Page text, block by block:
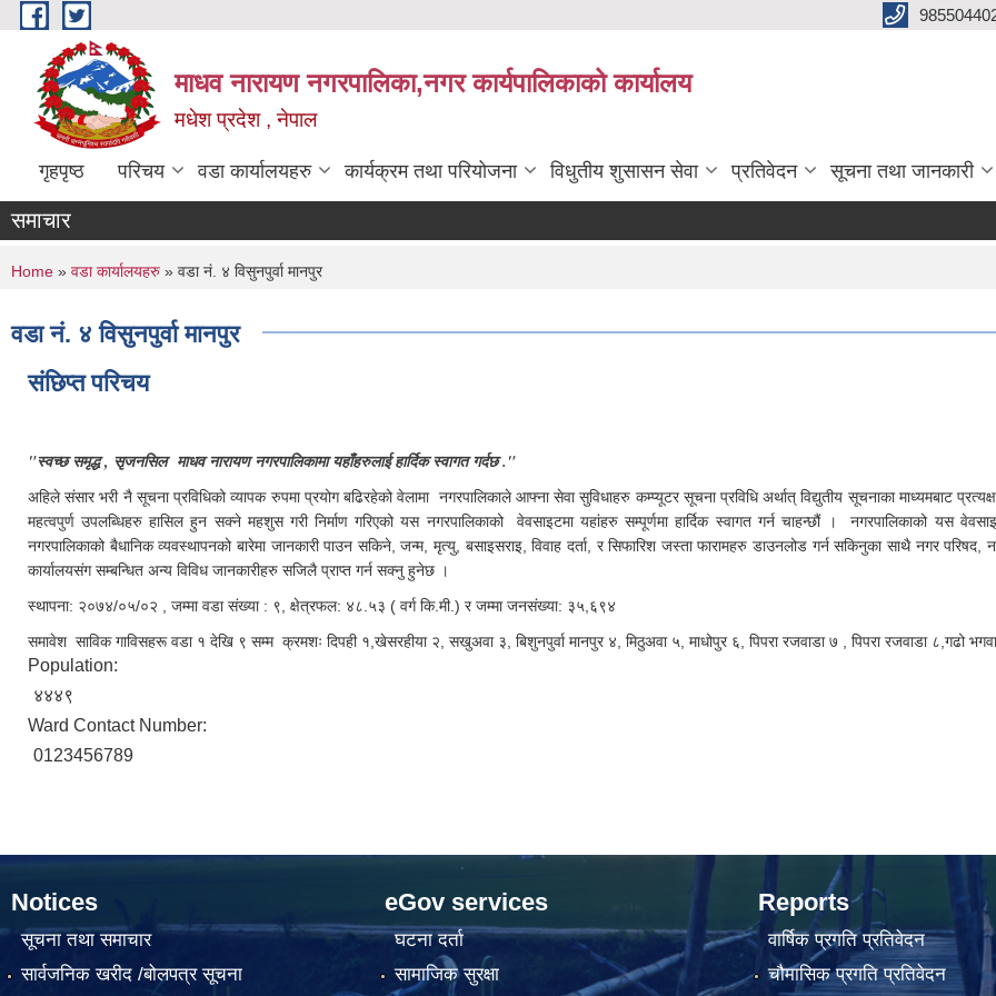
Skip to main content
माधव नारायण नगरपालिका,नगर कार्यपालिकाको कार्यालय
मधेश प्रदेश , नेपाल
गृहपृष्ठ परिचय वडा कार्यालयहरु कार्यक्रम तथा परियोजना विधुतीय शुसासन सेवा प्रतिवेदन सूचना तथा जानकारी
समाचार
You are here
Home » वडा कार्यालयहरु » वडा नं. ४ विसुनपुर्वा मानपुर
वडा नं. ४ विसुनपुर्वा मानपुर
संछिप्त परिचय
"स्वच्छ समृद्ध , सृजनसिल माधव नारायण नगरपालिकामा यहाँहरुलाई हार्दिक स्वागत गर्दछ ."
अहिले संसार भरी नै सूचना प्रविधिको व्यापक रुपमा प्रयोग बढिरहेको वेलामा नगरपालिकाले आफ्ना सेवा सुविधाहरु कम्प्यूटर सूचना प्रविधि अर्थात् विद्युतीय सूचनाका माध्यमबाट
महत्वपुर्ण उपलब्धिहरु हासिल हुन सक्ने महशुस गरी निर्माण गरिएको यस नगरपालिकाको वेवसाइटमा यहांहरु सम्पूर्णमा हार्दिक स्वागत गर्न चाहन्छौं । नगरपालिकाको यस
नगरपालिकाको बैधानिक व्यवस्थापनको बारेमा जानकारी पाउन सकिने, जन्म, मृत्यु, बसाइसराइ, विवाह दर्ता, र सिफारिश जस्ता फारामहरु डाउनलोड गर्न सकिनुका साथै नगर
कार्यालयसंग सम्बन्धित अन्य विविध जानकारीहरु सजिलै प्राप्त गर्न सक्नु हुनेछ ।
स्थापना: २०७४/०५/०२ , जम्मा वडा संख्या : ९, क्षेत्रफल: ४८.५३ ( वर्ग कि.मी.) र जम्मा जनसंख्या: ३५,६९४
समावेश साविक गाविसहरू वडा १ देखि ९ सम्म क्रमशः दिपही १,खेसरहीया २, सखुअवा ३, बिशुनपुर्वा मानपुर ४, मिठुअवा ५, माधोपुर ६, पिपरा रजवाडा ७ , पिपरा रजवाडा ८,गढो
Population:
४४४९
Ward Contact Number:
0123456789
Notices
सूचना तथा समाचार
सार्वजनिक खरीद /बोलपत्र सूचना
eGov services
घटना दर्ता
सामाजिक सुरक्षा
Reports
वार्षिक प्रगति प्रतिवेदन
चौमासिक प्रगति प्रतिवेदन